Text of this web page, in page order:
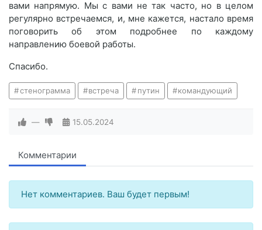
вами напрямую. Мы с вами не так часто, но в целом
регулярно встречаемся, и, мне кажется, настало время
поговорить об этом подробнее по каждому
направлению боевой работы.
Спасибо.
стенограмма встреча путин командующий
— 15.05.2024
Комментарии
Нет комментариев. Ваш будет первым!